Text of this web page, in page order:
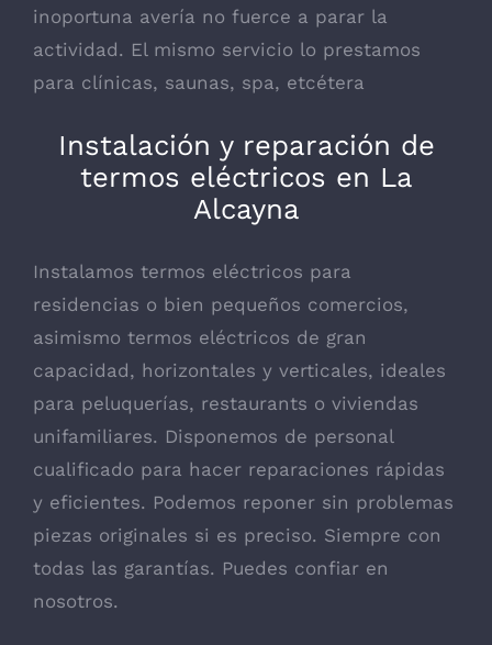
inoportuna avería no fuerce a parar la
actividad. El mismo servicio lo prestamos
para clínicas, saunas, spa, etcétera
Instalación y reparación de
termos eléctricos en La
Alcayna
Instalamos termos eléctricos para
residencias o bien pequeños comercios,
asimismo termos eléctricos de gran
capacidad, horizontales y verticales, ideales
para peluquerías, restaurants o viviendas
unifamiliares. Disponemos de personal
cualificado para hacer reparaciones rápidas
y eficientes. Podemos reponer sin problemas
piezas originales si es preciso. Siempre con
todas las garantías. Puedes confiar en
nosotros.